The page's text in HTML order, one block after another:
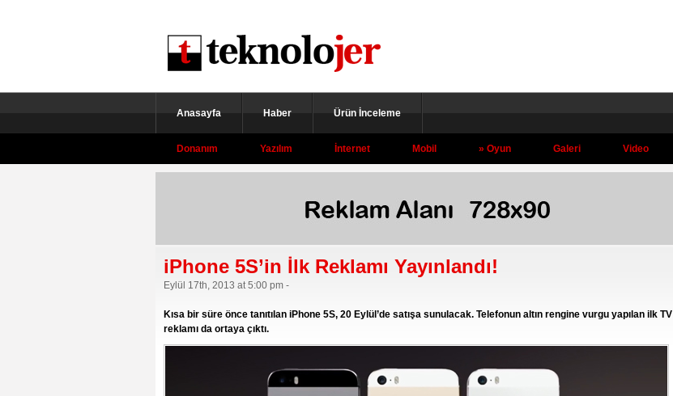
Anasayfa Haber Ürün İnceleme
Donanım Yazılım İnternet Mobil Oyun Galeri Video
iPhone 5S’in İlk Reklamı Yayınlandı!
Eylül 17th, 2013 at 5:00 pm -
Kısa bir süre önce tanıtılan iPhone 5S, 20 Eylül’de satışa sunulacak. Telefonun altın rengine vurgu yapılan ilk TV
reklamı da ortaya çıktı.